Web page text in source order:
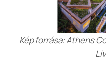
Kép forrása: Athens